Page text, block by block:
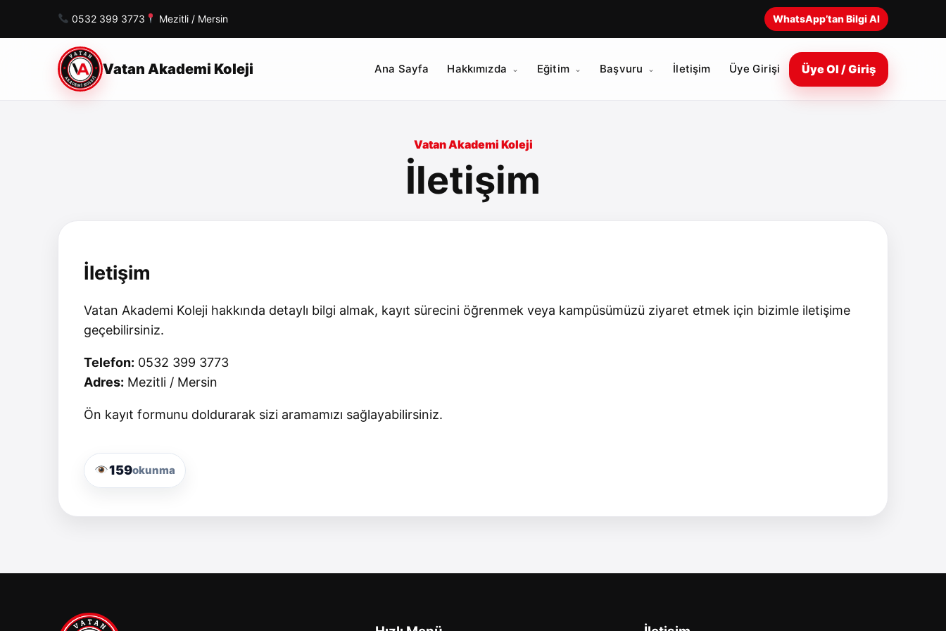
0532 399 3773 Mezitli / Mersin WhatsApp’tan Bilgi Al
Vatan Akademi Koleji Ana Sayfa Hakkımızda Eğitim Başvuru İletişim Üye Girişi Üye Ol / Giriş
Vatan Akademi Koleji
İletişim
İletişim
Vatan Akademi Koleji hakkında detaylı bilgi almak, kayıt sürecini öğrenmek veya kampüsümüzü ziyaret etmek için bizimle iletişime
geçebilirsiniz.
Telefon: 0532 399 3773
Adres: Mezitli / Mersin
Ön kayıt formunu doldurarak sizi aramamızı sağlayabilirsiniz.
159okunma